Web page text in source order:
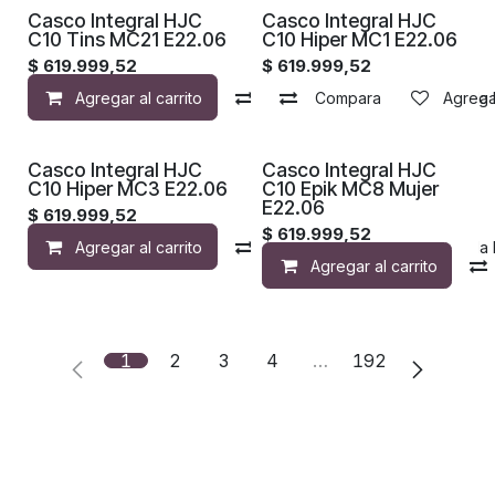
Casco Integral HJC
C10 Tins MC21 E22.06
$ 619.999,52
Agregar al carrito Compara Agregar a
Casco Integral HJC
C10 Hiper MC1 E22.06
$ 619.999,52
Compara
Casco Integral HJC
C10 Hiper MC3 E22.06
$ 619.999,52
Agregar al carrito Compara Agregar a la
Casco Integral HJC
C10 Epik MC8 Mujer
E22.06
$ 619.999,52
Agregar al carrito
1 2 3 4 … 192